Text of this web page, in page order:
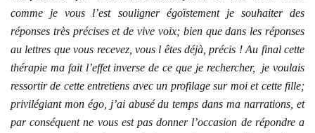
comme je vous l’est souligner égoïstement je souhaiter des
réponses très précises et de vive voix; bien que dans les réponses
au lettres que vous recevez, vous l êtes déjà, précis ! Au final cette
thérapie ma fait l’effet inverse de ce que je rechercher, je voulais
ressortir de cette entretiens avec un profilage sur moi et cette fille;
privilégiant mon égo, j’ai abusé du temps dans ma narrations, et
par conséquent ne vous est pas donner l’occasion de répondre a